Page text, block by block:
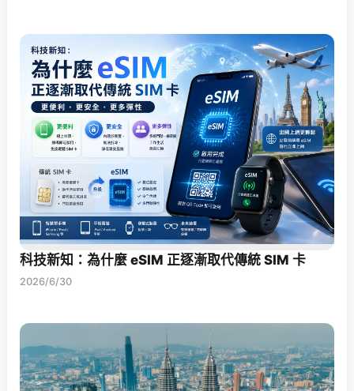
科技新知：為什麼 eSIM 正逐漸取代傳統 SIM 卡
2026/6/30